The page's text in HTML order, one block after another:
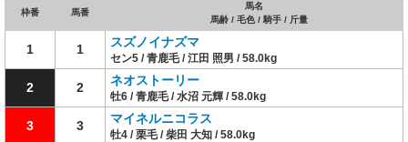
枠番 馬番
馬名
馬齢 / 毛色 / 騎手 / 斤量
1 1 スズノイナズマ
セン5 / 青鹿毛 / 江田 照男 / 58.0kg
2 2 ネオストーリー
牡6 / 青鹿毛 / 水沼 元輝 / 58.0kg
3 3 マイネルニコラス
牡4 / 栗毛 / 柴田 大知 / 58.0kg